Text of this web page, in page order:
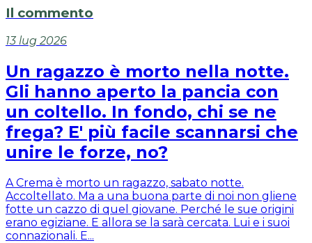
Il commento
13 lug 2026
Un ragazzo è morto nella notte.
Gli hanno aperto la pancia con
un coltello. In fondo, chi se ne
frega? E' più facile scannarsi che
unire le forze, no?
A Crema è morto un ragazzo, sabato notte.
Accoltellato. Ma a una buona parte di noi non gliene
fotte un cazzo di quel giovane. Perché le sue origini
erano egiziane. E allora se la sarà cercata. Lui e i suoi
connazionali. E...